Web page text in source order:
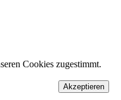
Cookies zugestimmt.
Akzeptieren